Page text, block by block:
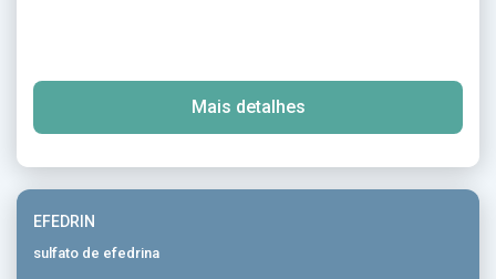
Mais detalhes
EFEDRIN
sulfato de efedrina